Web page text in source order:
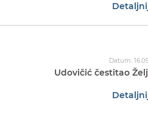
Datum:
Udovičić čestitao